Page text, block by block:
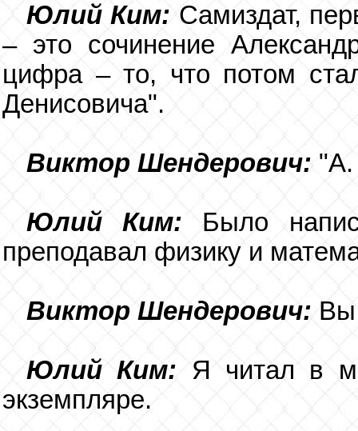
Юлий Ким: Самиздат,
– это сочинение
цифра – то, что потом
Денисовича".
Виктор Шендерович: "А.
Юлий Ким:Было
преподавал физику и
Виктор Шендерович: Вы
Юлий Ким:Я читал в
экземпляре.